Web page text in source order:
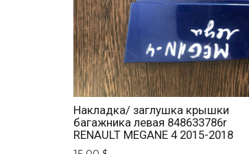
Накладка/ заглушка крышки
багажника левая 848633786r
RENAULT MEGANE 4 2015-2018